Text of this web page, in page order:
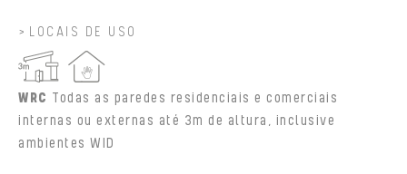
LOCAIS DE USO
WRC Todas as paredes residenciais e comerciais
internas ou externas até 3m de altura, inclusive
ambientes WID